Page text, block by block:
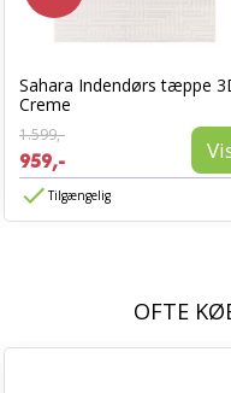
Sahara Indendørs tæppe
Creme
1.599,-
959,-
Tilgængelig
OFTE